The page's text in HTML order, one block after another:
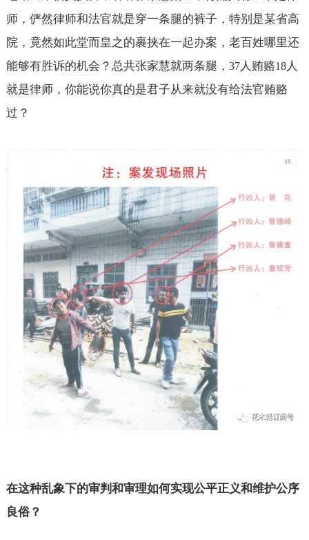
师，俨然律师和法官就是穿一条腿的裤子，特别是某省高
院，竟然如此堂而皇之的裹挟在一起办案，老百姓哪里还
能够有胜诉的机会？总共张家慧就两条腿， 37人贿赂18人
就是律师，你能说你真的是君子从来就没有给法官贿赂
过？
在这种乱象下的审判和审理如何实现公平正义和维护公序
良俗？